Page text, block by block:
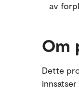
av
Om
Dette